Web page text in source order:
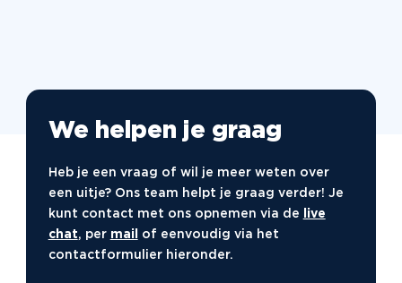
concentreren op het plezier maken in de stad.
We helpen je graag
Heb je een vraag of wil je meer weten over
een uitje? Ons team helpt je graag verder! Je
kunt contact met ons opnemen via de
live
chat, per mail
of eenvoudig via het
contactformulier hieronder.